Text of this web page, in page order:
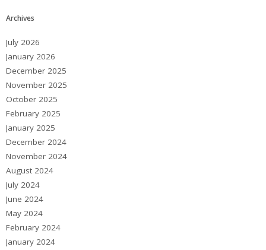
Archives
July 2026
January 2026
December 2025
November 2025
October 2025
February 2025
January 2025
December 2024
November 2024
August 2024
July 2024
June 2024
May 2024
February 2024
January 2024